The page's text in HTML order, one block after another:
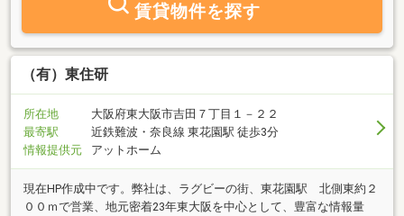
賃貸物件を探す
（有）東住研
所在地
大阪府東大阪市吉田７丁目１－２２
最寄駅
近鉄難波・奈良線 東花園駅 徒歩3分
情報提供元
アットホーム
現在HP作成中です。弊社は、ラグビーの街、東花園駅 北側東約２
００ｍで営業、地元密着23年東大阪を中心として、豊富な情報量